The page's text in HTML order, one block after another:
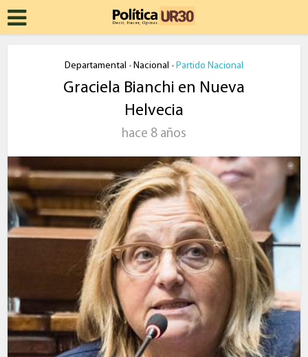
Departamental • Nacional • Partido Nacional
Graciela Bianchi en Nueva
Helvecia
hace 8 años